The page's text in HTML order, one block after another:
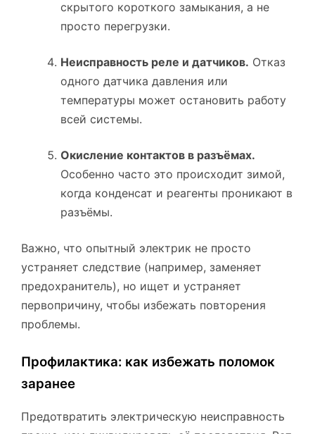
скрытого короткого замыкания, а не
просто перегрузки.
Неисправность реле и датчиков. Отказ
одного датчика давления или
температуры может остановить работу
всей системы.
Окисление контактов в разъёмах.
Особенно часто это происходит зимой,
когда конденсат и реагенты проникают в
разъёмы.
Важно, что опытный электрик не просто
устраняет следствие (например, заменяет
предохранитель), но ищет и устраняет
первопричину, чтобы избежать повторения
проблемы.
Профилактика: как избежать поломок
заранее
Предотвратить электрическую неисправность